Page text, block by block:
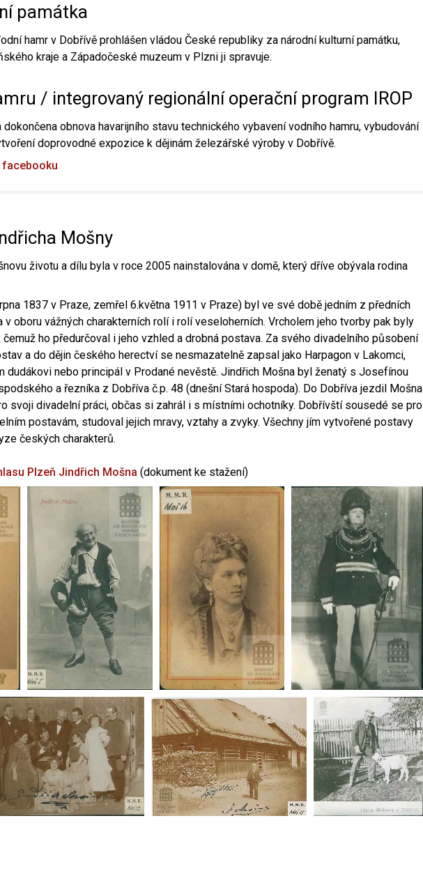
památka
hamr v Dobřívě prohlášen vládou České republiky za národní kulturní památku,
kraje a Západočeské muzeum v Plzni ji spravuje.
/ integrovaný regionální operační program IROP
obnova havarijního stavu technického vybavení vodního hamru, vybudování
doprovodné expozice k dějinám železářské výroby v Dobřívě.
facebooku
Mošny
životu a dílu byla v roce 2005 nainstalována v domě, který dříve obývala rodina
1837 v Praze, zemřel 6.května 1911 v Praze) byl ve své době jedním z předních
v oboru vážných charakterních rolí i rolí veseloherních. Vrcholem jeho tvorby pak byly
ho předurčoval i jeho vzhled a drobná postava. Za svého divadelního působení
a do dějin českého herectví se nesmazatelně zapsal jako Harpagon v Lakomci,
dudákovi nebo principál v Prodané nevěstě. Jindřich Mošna byl ženatý s Josefínou
a řezníka z Dobříva č.p. 48 (dnešní Stará hospoda). Do Dobříva jezdil Mošna
svoji divadelní práci, občas si zahrál i s místními ochotníky. Dobřívští sousedé se pro
postavám, studoval jejich mravy, vztahy a zvyky. Všechny jím vytvořené postavy
českých charakterů.
Plzeň Jindřich Mošna (dokument ke stažení)